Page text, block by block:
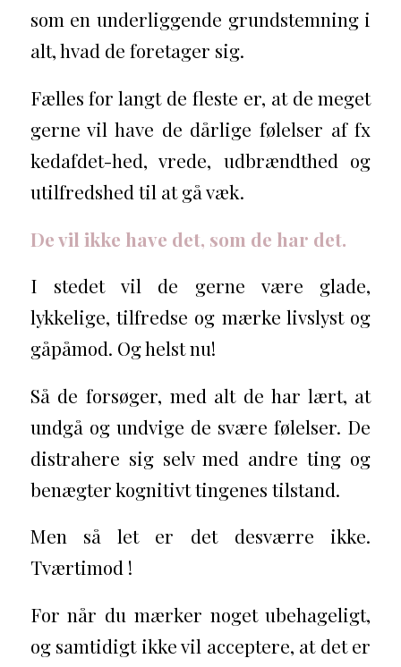
som en underliggende grundstemning i
alt, hvad de foretager sig.
Fælles for langt de fleste er, at de meget
gerne vil have de dårlige følelser af fx
kedafdet-hed, vrede, udbrændthed og
utilfredshed til at gå væk.
De vil ikke have det, som de har det.
I stedet vil de gerne være glade,
lykkelige, tilfredse og mærke livslyst og
gåpåmod. Og helst nu!
Så de forsøger, med alt de har lært, at
undgå og undvige de svære følelser. De
distrahere sig selv med andre ting og
benægter kognitivt tingenes tilstand.
Men så let er det desværre ikke.
Tværtimod !
For når du mærker noget ubehageligt,
og samtidigt ikke vil acceptere, at det er